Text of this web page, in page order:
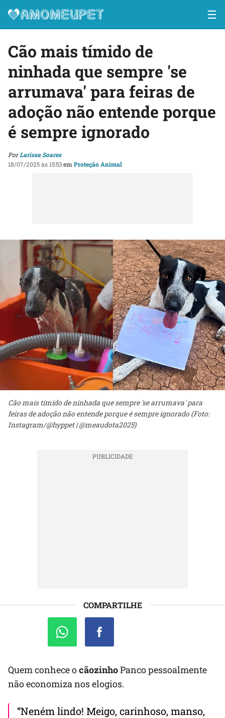
☰
Cão mais tímido de
ninhada que sempre 'se
arrumava' para feiras de
adoção não entende porque
é sempre ignorado
PorLarissa Soares
18/07/2025 às 15:53em Proteção Animal
Cão mais tímido de ninhada que sempre 'se arrumava' para
feiras de adoção não entende porque é sempre ignorado (Foto:
Instagram/@hyppet | @meaudota2025)
COMPARTILHE
Quem conhece ocãozinhoPanco pessoalmente
não economiza nos elogios.
“Neném lindo! Meigo, carinhoso, manso,